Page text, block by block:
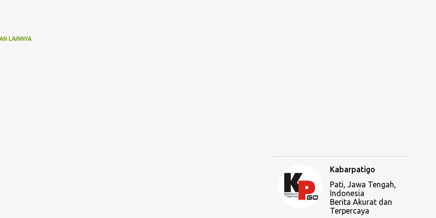
LAINNYA
Kabarpatigo
Pati, Jawa Tengah,
Indonesia
Berita Akurat dan
Terpercaya